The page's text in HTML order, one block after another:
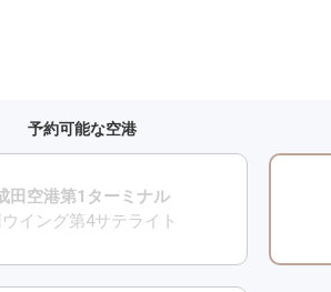
予約可能な空港
田空港第1ターミナル
イング第4サテライト